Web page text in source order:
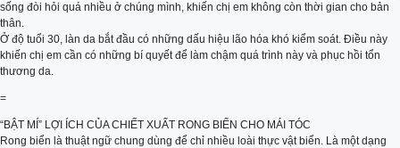
sống đòi hỏi quá nhiều ở chúng mình, khiến chị em không còn thời gian cho bản
thân.
Ở độ tuổi 30, làn da bắt đầu có những dấu hiệu lão hóa khó kiểm soát. Điều này
khiến chị em cần có những bí quyết để làm chậm quá trình này và phục hồi tổn
thương da.
=
“BẬT MÍ” LỢI ÍCH CỦA CHIẾT XUẤT RONG BIỂN CHO MÁI TÓC
Rong biển là thuật ngữ chung dùng để chỉ nhiều loài thực vật biển. Là một dạng